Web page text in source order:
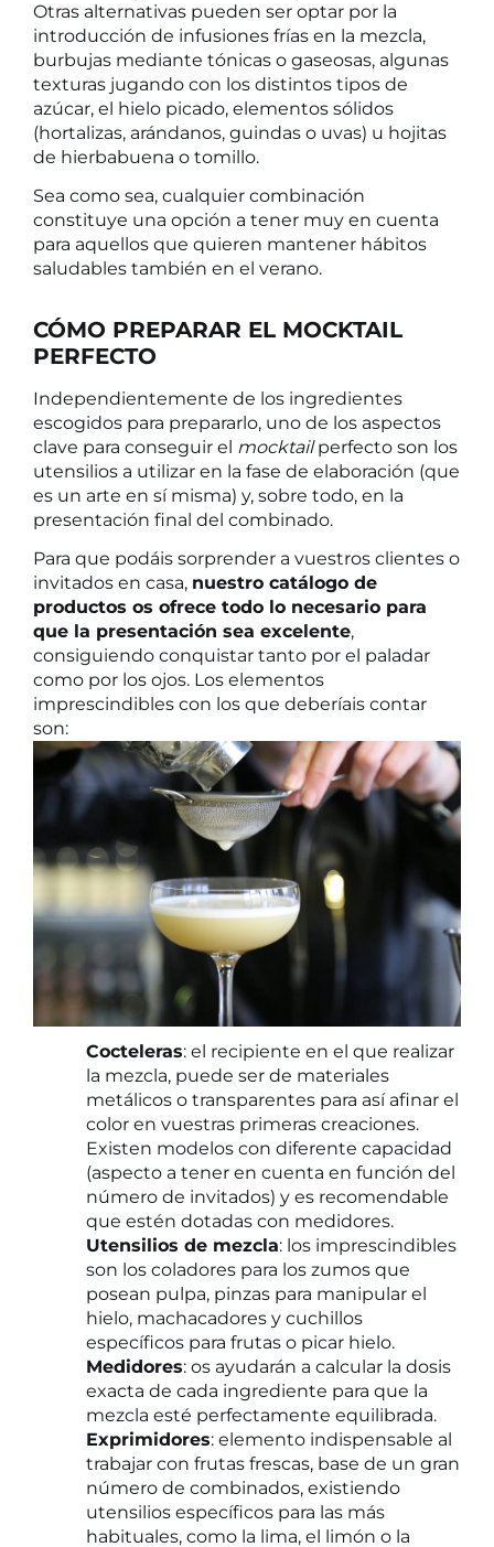
Otras alternativas pueden ser optar por la
introducción de infusiones frías en la mezcla,
burbujas mediante tónicas o gaseosas, algunas
texturas jugando con los distintos tipos de
azúcar, el hielo picado, elementos sólidos
(hortalizas, arándanos, guindas o uvas) u hojitas
de hierbabuena o tomillo.
Sea como sea, cualquier combinación
constituye una opción a tener muy en cuenta
para aquellos que quieren mantener hábitos
saludables también en el verano.
CÓMO PREPARAR EL MOCKTAIL
PERFECTO
Independientemente de los ingredientes
escogidos para prepararlo, uno de los aspectos
clave para conseguir el mocktailperfecto son los
utensilios a utilizar en la fase de elaboración (que
es un arte en sí misma) y, sobre todo, en la
presentación final del combinado.
Para que podáis sorprender a vuestros clientes o
invitados en casa, nuestro catálogo de
productos os ofrece todo lo necesario para
que la presentación sea excelente,
consiguiendo conquistar tanto por el paladar
como por los ojos. Los elementos
imprescindibles con los que deberíais contar
son:
Cocteleras: el recipiente en el que realizar
la mezcla, puede ser de materiales
metálicos o transparentes para así afinar el
color en vuestras primeras creaciones.
Existen modelos con diferente capacidad
(aspecto a tener en cuenta en función del
número de invitados) y es recomendable
que estén dotadas con medidores.
Utensilios de mezcla: los imprescindibles
son los coladores para los zumos que
posean pulpa, pinzas para manipular el
hielo, machacadores y cuchillos
específicos para frutas o picar hielo.
Medidores: os ayudarán a calcular la dosis
exacta de cada ingrediente para que la
mezcla esté perfectamente equilibrada.
Exprimidores: elemento indispensable al
trabajar con frutas frescas, base de un gran
número de combinados, existiendo
utensilios específicos para las más
habituales, como la lima, el limón o la